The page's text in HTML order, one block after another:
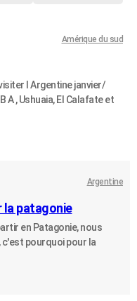
Amérique du sud
l Argentine janvier/
A , Ushuaia, El Calafate et
Argentine
la patagonie
en Patagonie, nous
pourquoi pour la